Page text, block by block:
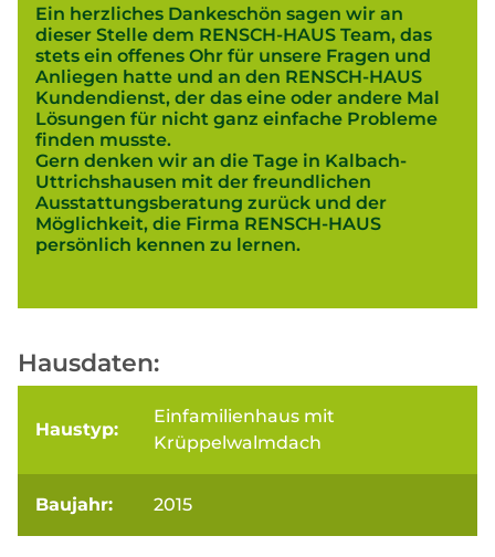
Ein herzliches Dankeschön sagen wir an
dieser Stelle dem RENSCH-HAUS Team, das
stets ein offenes Ohr für unsere Fragen und
Anliegen hatte und an den RENSCH-HAUS
Kundendienst, der das eine oder andere Mal
Lösungen für nicht ganz einfache Probleme
finden musste.
Gern denken wir an die Tage in Kalbach-
Uttrichshausen mit der freundlichen
Ausstattungsberatung zurück und der
Möglichkeit, die Firma RENSCH-HAUS
persönlich kennen zu lernen.
Hausdaten:
Haustyp:
Einfamilienhaus mit
Krüppelwalmdach
Baujahr: 2015